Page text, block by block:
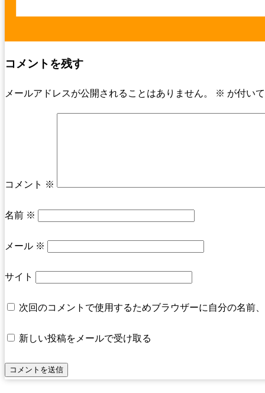
コメントを残す
メールアドレスが公開されることはありません。 ※ が付い
コメント ※
名前 ※
メール ※
サイト
次回のコメントで使用するためブラウザーに自分の名前
新しい投稿をメールで受け取る